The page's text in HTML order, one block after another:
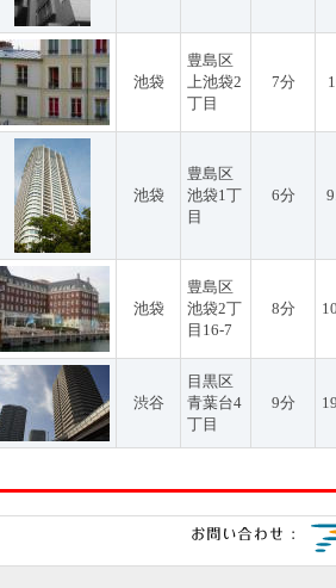
池袋
豊島区
上池袋2
丁目
7分
池袋
豊島区
池袋1丁
目
6分
池袋
豊島区
池袋2丁
目16-7
8分
渋谷
目黒区
青葉台4
丁目
9分